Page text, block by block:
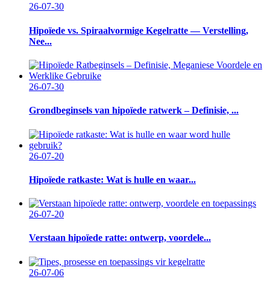
26-07-30
Hipoïede vs. Spiraalvormige Kegelratte — Verstelling,
Nee...
26-07-30
Grondbeginsels van hipoïede ratwerk – Definisie, ...
26-07-20
Hipoïede ratkaste: Wat is hulle en waar...
26-07-20
Verstaan ​​hipoïede ratte: ontwerp, voordele...
26-07-06